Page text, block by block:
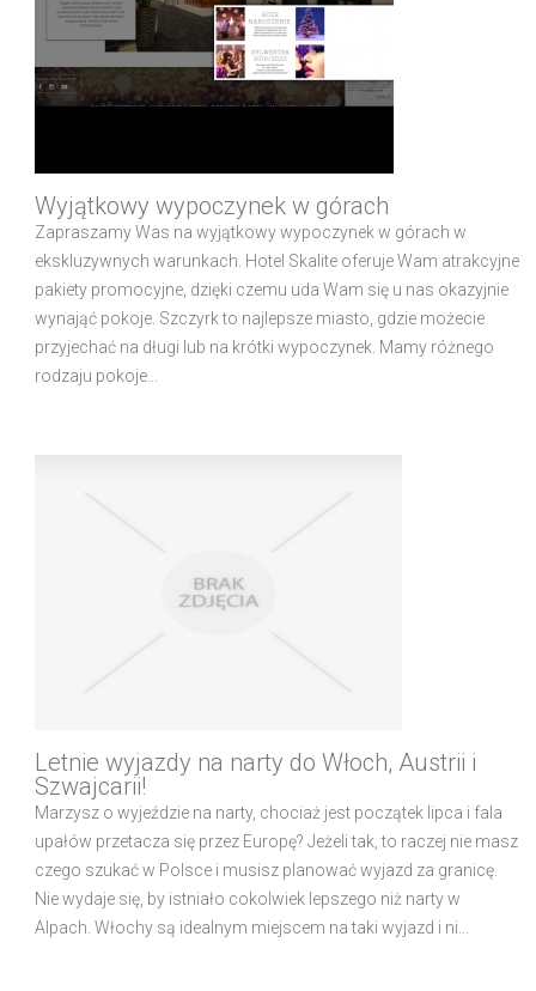
Wyjątkowy wypoczynek w górach
Zapraszamy Was na wyjątkowy wypoczynek w górach w
ekskluzywnych warunkach. Hotel Skalite oferuje Wam atrakcyjne
pakiety promocyjne, dzięki czemu uda Wam się u nas okazyjnie
wynająć pokoje. Szczyrk to najlepsze miasto, gdzie możecie
przyjechać na długi lub na krótki wypoczynek. Mamy różnego
rodzaju pokoje...
Letnie wyjazdy na narty do Włoch, Austrii i
Szwajcarii!
Marzysz o wyjeździe na narty, chociaż jest początek lipca i fala
upałów przetacza się przez Europę? Jeżeli tak, to raczej nie masz
czego szukać w Polsce i musisz planować wyjazd za granicę.
Nie wydaje się, by istniało cokolwiek lepszego niż narty w
Alpach. Włochy są idealnym miejscem na taki wyjazd i ni...